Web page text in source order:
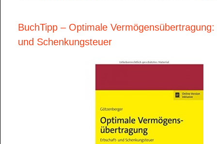
BuchTipp – Optimale
und Schenkungsteuer